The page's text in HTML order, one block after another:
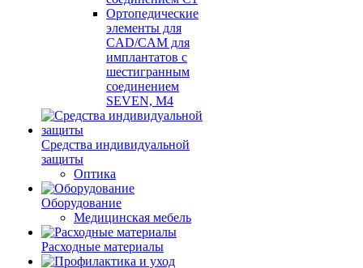
Ортопедические
элементы для
CAD/CAM для
имплантатов с
шестигранным
соединением
SEVEN, М4
Средства индивидуальной
защиты
Оптика
Оборудование
Медицинская мебель
Расходные материалы